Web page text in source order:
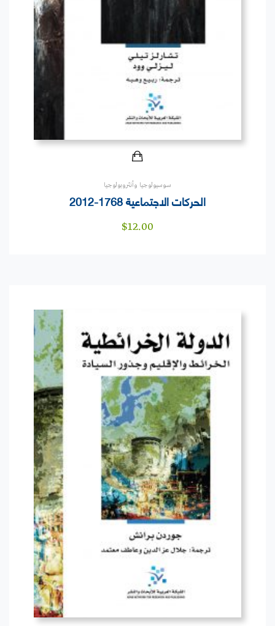
سوسيولوجيا وأنثروبولوجيا
الحركات الاجتماعية 1768-2012
$12.00